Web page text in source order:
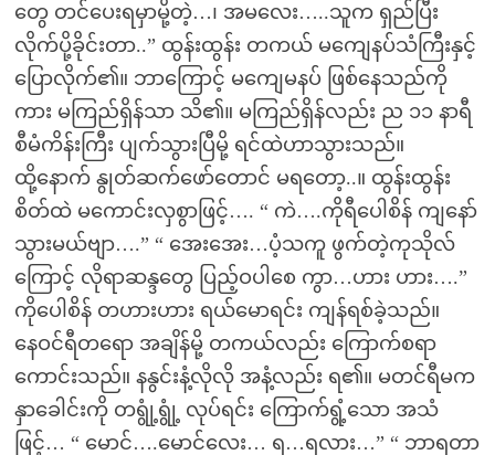
တွေ တင်ပေးရမှာမို့တဲ့…၊ အမလေး…..သူက ရှည်ပြီး
လိုက်ပို့ခိုင်းတာ..” ထွန်းထွန်း တကယ် မကျေနပ်သံကြီးနှင့်
ပြောလိုက်၏။ ဘာကြောင့် မကျေမနပ် ဖြစ်နေသည်ကို
ကား မကြည်ရှိန်သာ သိ၏။ မကြည်ရှိန်လည်း ည ၁၁ နာရီ
စီမံကိန်းကြီး ပျက်သွားပြီမို့ ရင်ထဲဟာသွားသည်။
ထို့နောက် နွုတ်ဆက်ဖော်တောင် မရတော့..။ ထွန်းထွန်း
စိတ်ထဲ မကောင်းလှစွာဖြင့်…. “ ကဲ….ကိုရီပေါစိန် ကျနော်
သွားမယ်ဗျာ….” “ အေးအေး…ပံ့သကူ ဖွက်တဲ့ကုသိုလ်
ကြောင့် လိုရာဆန္ဒတွေ ပြည့်ဝပါစေ ကွာ…ဟား ဟား….”
ကိုပေါစိန် တဟားဟား ရယ်မောရင်း ကျန်ရစ်ခဲ့သည်။
နေဝင်ရီတရော အချိန်မို့ တကယ်လည်း ကြောက်စရာ
ကောင်းသည်။ နနွင်းနံ့လိုလို အနံ့လည်း ရ၏။ မတင်ရီမက
နှာခေါင်းကို တရွုံ့ရွုံ့ လုပ်ရင်း ကြောက်ရွံ့သော အသံ
ဖြင့်… “ မောင်….မောင်လေး… ရ…ရလား…” “ ဘာရတာ